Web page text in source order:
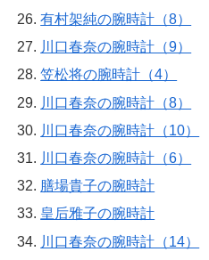
有村架純の腕時計（8）
川口春奈の腕時計（9）
笠松将の腕時計（4）
川口春奈の腕時計（8）
川口春奈の腕時計（10）
川口春奈の腕時計（6）
膳場貴子の腕時計
皇后雅子の腕時計
川口春奈の腕時計（14）